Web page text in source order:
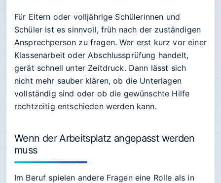
Für Eltern oder volljährige Schülerinnen und
Schüler ist es sinnvoll, früh nach der zuständigen
Ansprechperson zu fragen. Wer erst kurz vor einer
Klassenarbeit oder Abschlussprüfung handelt,
gerät schnell unter Zeitdruck. Dann lässt sich
nicht mehr sauber klären, ob die Unterlagen
vollständig sind oder ob die gewünschte Hilfe
rechtzeitig entschieden werden kann.
Wenn der Arbeitsplatz angepasst werden
muss
Im Beruf spielen andere Fragen eine Rolle als in